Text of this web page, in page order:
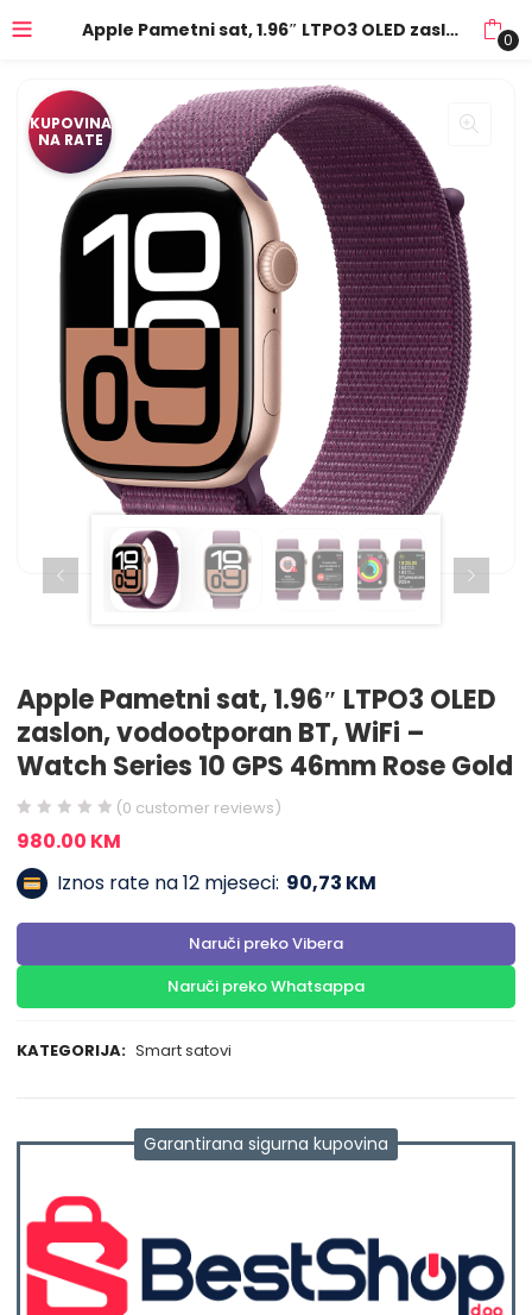
Apple Pametni sat, 1.96″ LTPO3 OLED zaslon, vodootporan BT, WiFi – Watch Series 10 GPS 46mm Rose Gold 0
KUPOVINA
NA RATE
Apple Pametni sat, 1.96″ LTPO3 OLED
zaslon, vodootporan BT, WiFi –
Watch Series 10 GPS 46mm Rose Gold
(0 customer reviews)
980.00 KM
Iznos rate na 12 mjeseci: 90,73 KM
Naruči preko Vibera
Naruči preko Whatsappa
KATEGORIJA: Smart satovi
Garantirana sigurna kupovina